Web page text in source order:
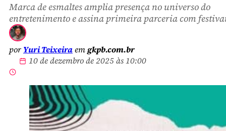
Marca de esmaltes amplia presença no universo do
entretenimento e assina primeira parceria com
por Yuri Teixeiraemgkpb.com.br
10 de dezembro de 2025 às 10:00